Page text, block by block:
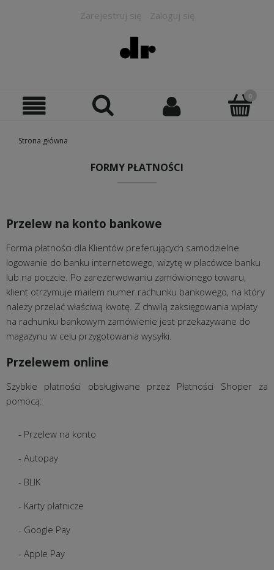
Zarejestruj się Zaloguj się
Strona główna
FORMY PŁATNOŚCI
Przelew na konto bankowe
Forma płatności dla Klientów preferujących samodzielne
logowanie do banku internetowego, wizytę w placówce banku
lub na poczcie. Po zarezerwowaniu zamówionego towaru,
klient otrzymuje mailem numer rachunku bankowego, na który
należy przelać właściwą kwotę. Z chwilą zaksięgowania wpłaty
na rachunku bankowym zamówienie jest przekazywane do
magazynu w celu przygotowania wysyłki.
Przelewem online
Szybkie płatności obsługiwane przez Płatności Shoper za
pomocą:
- Przelew na konto
- Autopay
- BLIK
- Karty płatnicze
- Google Pay
- Apple Pay